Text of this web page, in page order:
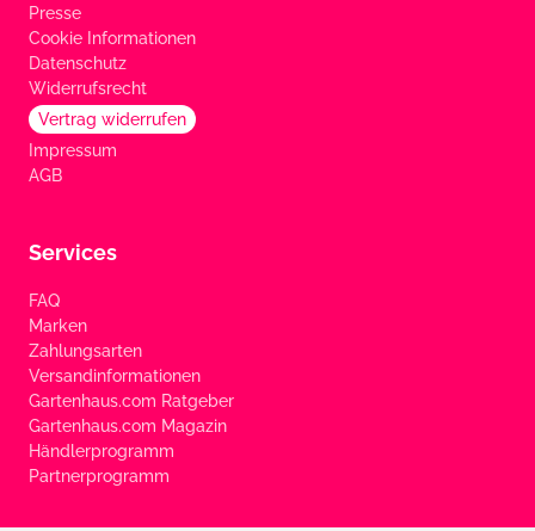
Presse
Cookie Informationen
Datenschutz
Widerrufsrecht
Vertrag widerrufen
Impressum
AGB
Services
FAQ
Marken
Zahlungsarten
Versandinformationen
Gartenhaus.com Ratgeber
Gartenhaus.com Magazin
Händlerprogramm
Partnerprogramm